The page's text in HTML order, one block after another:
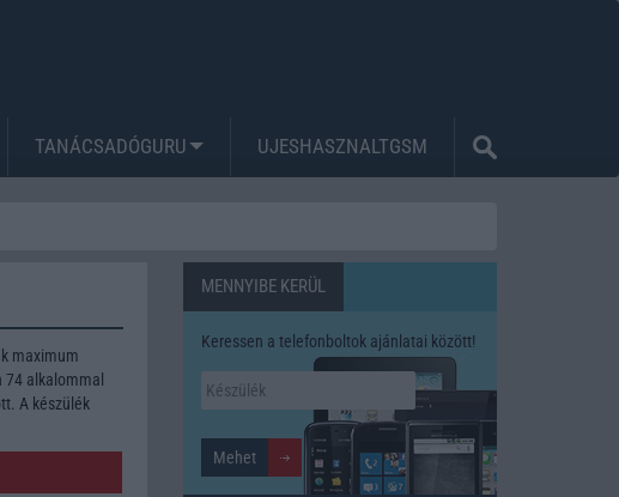
TANÁCSADÓGURU UJESHASZNALTGSM
maximum
74 alkalommal
A készülék
MENNYIBE KERÜL
Keressen a telefonboltok ajánlatai között!